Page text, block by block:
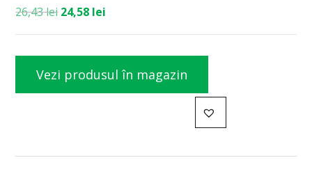
26,43lei 24,58 lei
Vezi produsul în magazin